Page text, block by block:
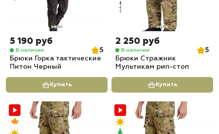
5 190 руб
В наличии
5
Брюки Горка тактические
Питон Черный
Купить
2 250 руб
В наличии
5
Брюки Стражник
Мультикам рип-стоп
Купить